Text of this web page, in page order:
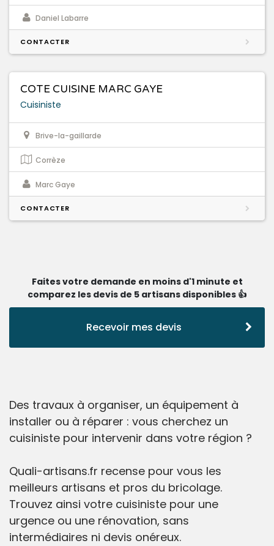
Daniel Labarre
CONTACTER
COTE CUISINE MARC GAYE
Cuisiniste
Brive-la-gaillarde
Corrèze
Marc Gaye
CONTACTER
Faites votre demande en moins d'1 minute et
comparez les devis de 5 artisans disponibles 👍
Recevoir mes devis
Des travaux à organiser, un équipement à
installer ou à réparer : vous cherchez un
cuisiniste pour intervenir dans votre région ?
Quali-artisans.fr recense pour vous les
meilleurs artisans et pros du bricolage.
Trouvez ainsi votre cuisiniste pour une
urgence ou une rénovation, sans
intermédiaires ni devis onéreux.